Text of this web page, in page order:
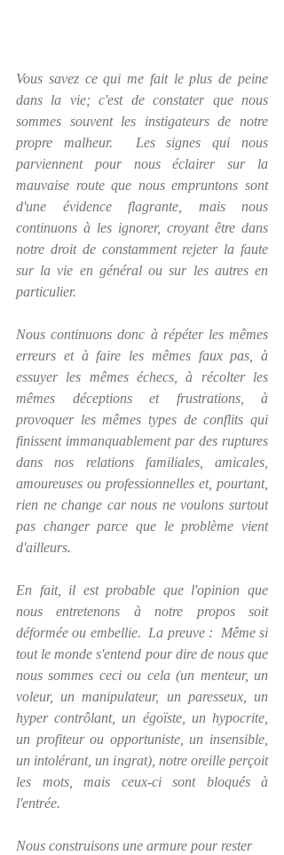
Vous savez ce qui me fait le plus de peine
dans la vie; c'est de constater que nous
sommes souvent les instigateurs de notre
propre malheur.  Les signes qui nous
parviennent pour nous éclairer sur la
mauvaise route que nous empruntons sont
d'une évidence flagrante, mais nous
continuons à les ignorer, croyant être dans
notre droit de constamment rejeter la faute
sur la vie en général ou sur les autres en
particulier.
Nous continuons donc à répéter les mêmes
erreurs et à faire les mêmes faux pas, à
essuyer les mêmes échecs, à récolter les
mêmes déceptions et frustrations, à
provoquer les mêmes types de conflits qui
finissent immanquablement par des ruptures
dans nos relations familiales, amicales,
amoureuses ou professionnelles et, pourtant,
rien ne change car nous ne voulons surtout
pas changer parce que le problème vient
d'ailleurs.
En fait, il est probable que l'opinion que
nous entretenons à notre propos soit
déformée ou embellie.  La preuve :  Même si
tout le monde s'entend pour dire de nous que
nous sommes ceci ou cela (un menteur, un
voleur, un manipulateur, un paresseux, un
hyper contrôlant, un égoïste, un hypocrite,
un profiteur ou opportuniste, un insensible,
un intolérant, un ingrat), notre oreille perçoit
les mots, mais ceux-ci sont bloqués à
l'entrée.
Nous construisons une armure pour rester